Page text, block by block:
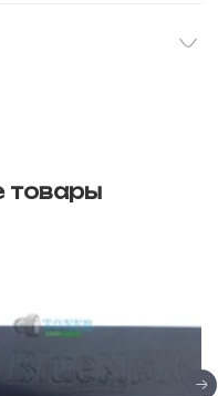
товары